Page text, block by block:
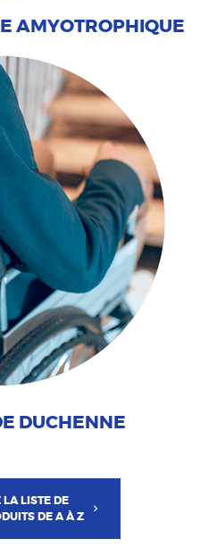
AMYOTROPHIQUE
DUCHENNE
LA LISTE DE
DE A À Z